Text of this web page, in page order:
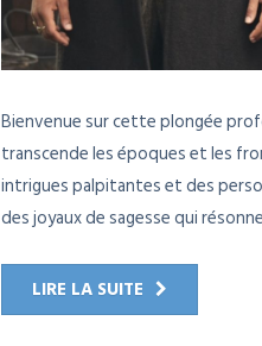
Bienvenue sur cette plongée
transcende les époques et les
intrigues palpitantes et des
des joyaux de sagesse qui
LIRE LA SUITE